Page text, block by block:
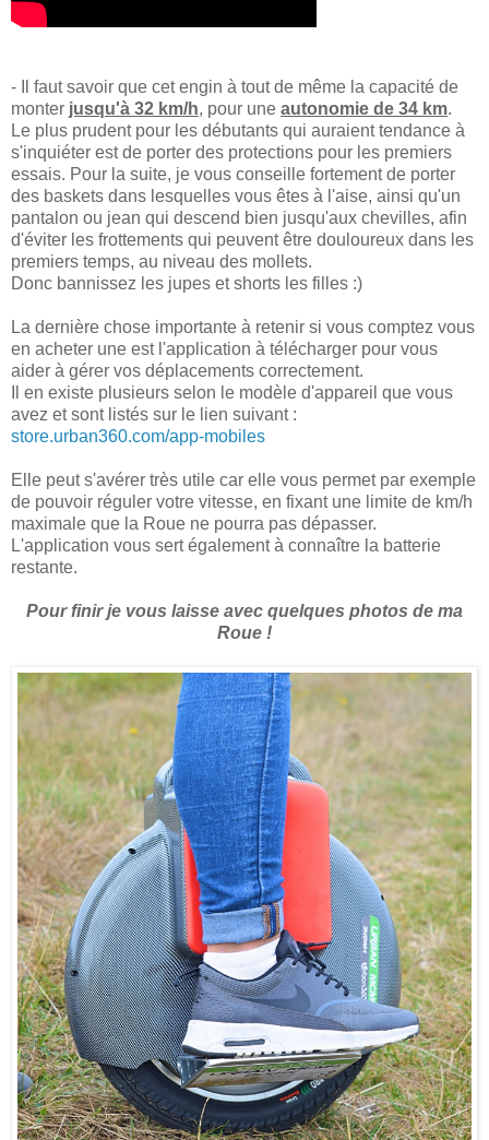
- Il faut savoir que cet engin à tout de même la capacité de
monter jusqu'à 32 km/h, pour une autonomie de 34 km.
Le plus prudent pour les débutants qui auraient tendance à
s'inquiéter est de porter des protections pour les premiers
essais. Pour la suite, je vous conseille fortement de porter
des baskets dans lesquelles vous êtes à l'aise, ainsi qu'un
pantalon ou jean qui descend bien jusqu'aux chevilles, afin
d'éviter les frottements qui peuvent être douloureux dans les
premiers temps, au niveau des mollets.
Donc bannissez les jupes et shorts les filles :)
La dernière chose importante à retenir si vous comptez vous
en acheter une est l'application à télécharger pour vous
aider à gérer vos déplacements correctement.
Il en existe plusieurs selon le modèle d'appareil que vous
avez et sont listés sur le lien suivant :
store.urban360.com/app-mobiles
Elle peut s'avérer très utile car elle vous permet par exemple
de pouvoir réguler votre vitesse, en fixant une limite de km/h
maximale que la Roue ne pourra pas dépasser.
L'application vous sert également à connaître la batterie
restante.
Pour finir je vous laisse avec quelques photos de ma
Roue !